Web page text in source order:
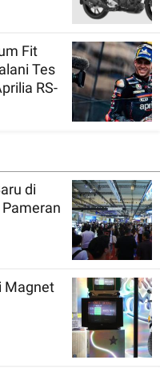
Fit
Tes
RS-
di
Magnet